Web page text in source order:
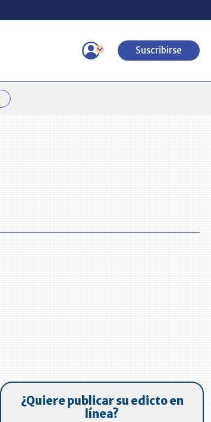
Suscribirse
¿Quiere publicar su edicto en
línea?